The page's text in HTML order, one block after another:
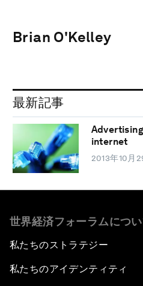
Brian O'Kelley
最新記事
internet
2013年10月
世界経済フォーラムにつ
私たちのストラテジー
私たちのアイデンティティ